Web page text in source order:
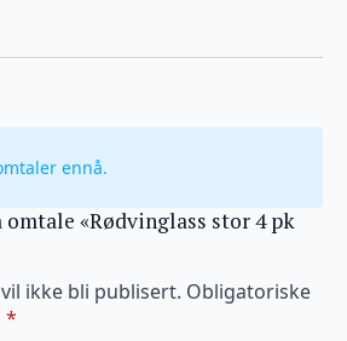
ennå.
«Rødvinglass stor 4 pk
ikke bli publisert. Obligatoriske
*